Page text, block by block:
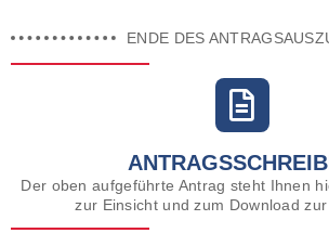
ENDE DES
Der oben aufgeführte Antrag steht Ihnen
zur Einsicht und zum Download